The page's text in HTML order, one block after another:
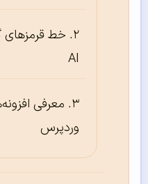
خط قرمزهای
AI
معرفی
وردپرس